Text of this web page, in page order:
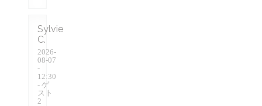
Sylvie
C
2026-
08-07
-
12:30
- ゲ
スト
2